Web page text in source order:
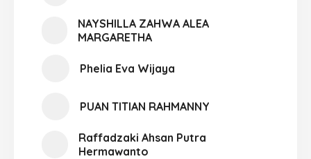
NAYSHILLA ZAHWA ALEA
MARGARETHA
Phelia Eva Wijaya
PUAN TITIAN RAHMANNY
Raffadzaki Ahsan Putra
Hermawanto